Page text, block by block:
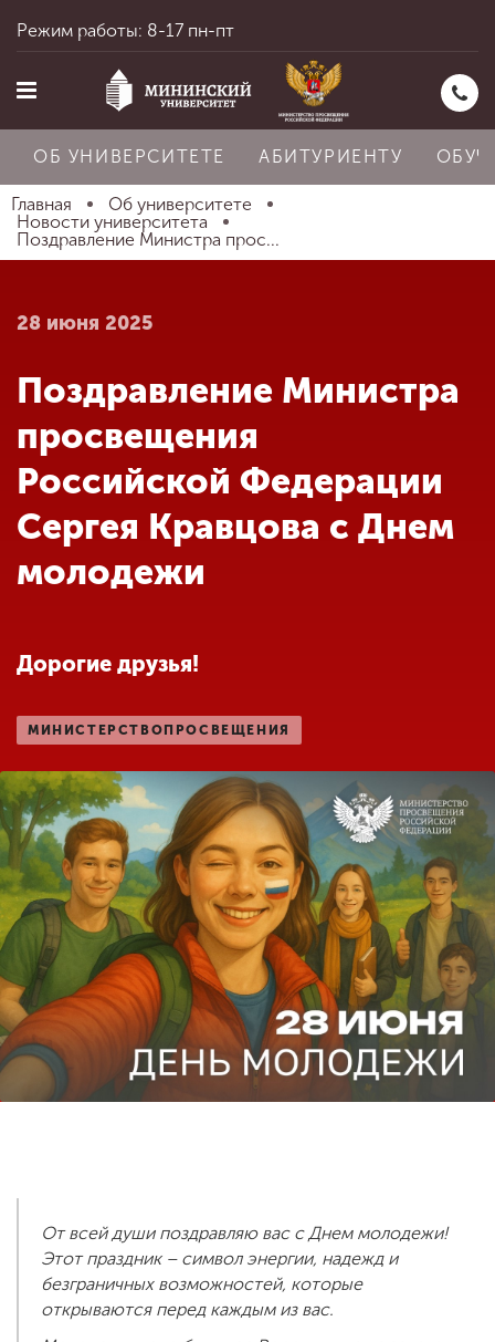
Главная
Абитуриенту
Обучение
Наука
Международная
деятельность
деятельности
Студенческая жизнь
Сведения об
образовательной
организации
ENG SPN CHI
Режим работы: 8-17 пн-пт
ОБ УНИВЕРСИТЕТЕ АБИТУРИЕНТУ
Главная
Об университете
Новости университета
Поздравление Министра прос...
28 июня 2025
Поздравление Министра
просвещения
Российской Федерации
Сергея Кравцова с Днем
молодежи
Дорогие друзья!
МИНИСТЕРСТВОПРОСВЕЩЕНИЯ
От всей души поздравляю вас с Днем молодежи!
Этот праздник – символ энергии, надежд и
безграничных возможностей, которые
открываются перед каждым из вас.